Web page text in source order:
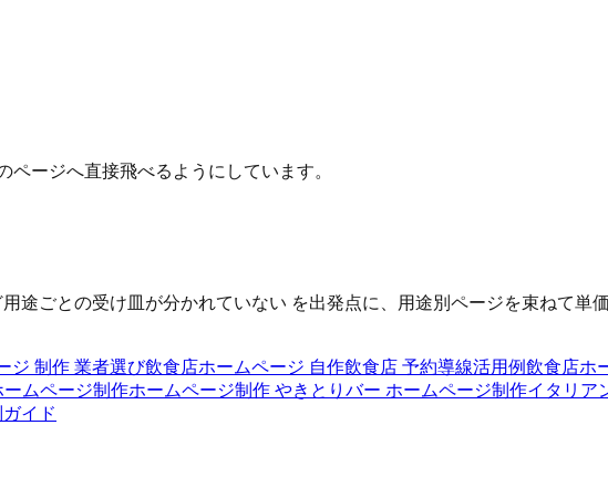
ージへ直接飛べるようにしています。
途ごとの受け皿が分かれていない を出発点に、用途別ページを束ねて単
ジ 制作 業者選び飲食店ホームページ 自作飲食店 予約導線活用例飲食店ホ
ームページ制作ホームページ制作 やきとり バー ホームページ制作イタリア
イド